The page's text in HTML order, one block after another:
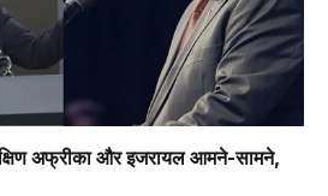
अफ्रीका और इजरायल आमने-सामने,